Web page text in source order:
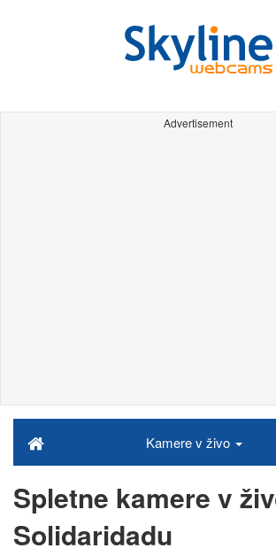
Advertisement
Kamere v živo
Spletne kamere v
Solidaridadu